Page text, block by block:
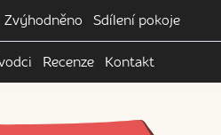
Zvýhodněno Sdílení pokoje
Recenze Kontakt